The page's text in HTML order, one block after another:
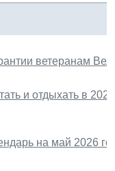
ветеранам
и отдыхать в
на май 2026